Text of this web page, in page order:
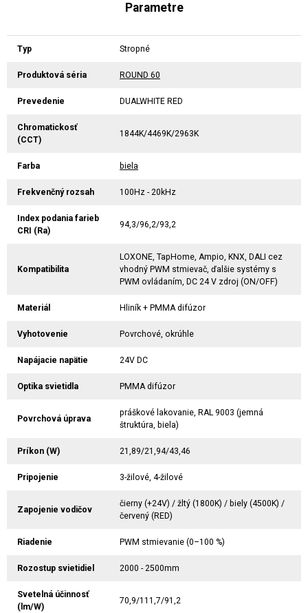
Parametre
Typ Stropné
Produktová séria ROUND 60
Prevedenie DUALWHITE RED
Chromatickosť
(CCT)
1844K/4469K/2963K
Farba biela
Frekvenčný rozsah 100Hz - 20kHz
Index podania farieb
CRI (Ra)
94,3/96,2/93,2
Kompatibilita
LOXONE, TapHome, Ampio, KNX, DALI cez
vhodný PWM stmievač, ďalšie systémy s
PWM ovládaním, DC 24 V zdroj (ON/OFF)
Materiál Hliník + PMMA difúzor
Vyhotovenie Povrchové, okrúhle
Napájacie napätie 24V DC
Optika svietidla PMMA difúzor
Povrchová úprava
práškové lakovanie, RAL 9003 (jemná
štruktúra, biela)
Príkon (W) 21,89/21,94/43,46
Pripojenie 3-žilové, 4-žilové
Zapojenie vodičov
čierny (+24V) / žltý (1800K) / biely (4500K) /
červený (RED)
Riadenie PWM stmievanie (0–100 %)
Rozostup svietidiel 2000 - 2500mm
Svetelná účinnosť
(lm/W)
70,9/111,7/91,2